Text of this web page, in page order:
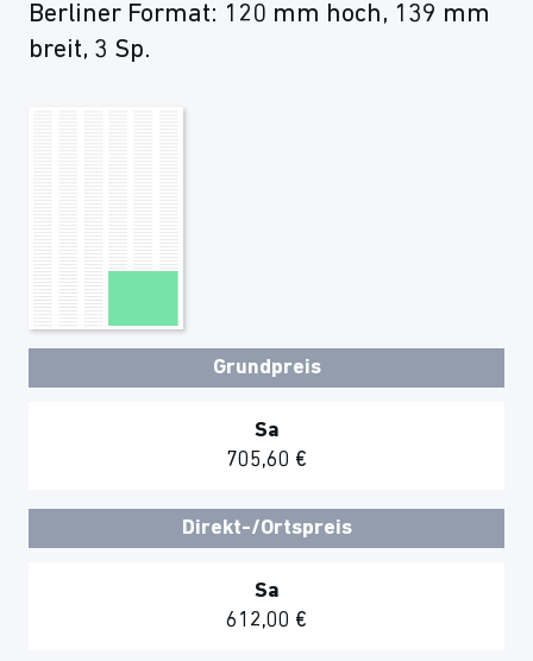
Berliner Format: 120 mm hoch, 139 mm
breit, 3 Sp.
Grundpreis
Sa
705,60 €
Direkt-/Ortspreis
Sa
612,00 €